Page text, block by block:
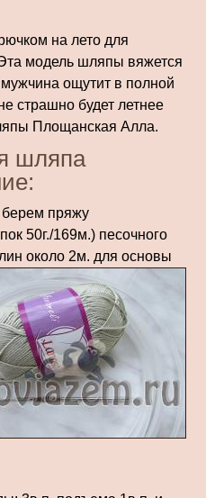
на лето для
модель шляпы вяжется
ощутит в полной
страшно будет летнее
Площанская Алла.
шляпа
пряжу
50г./169м.) песочного
около 2м. для основы